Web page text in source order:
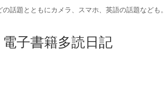
話題とともにカメラ、スマホ、英語の話題なども。
電子書籍多読日記